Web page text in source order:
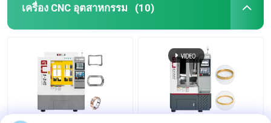
เครื่อง CNC อุตสาหกรรม (10)